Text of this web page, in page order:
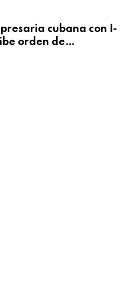
cubana con I-
orden de